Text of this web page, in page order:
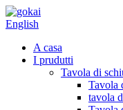
English
A casa
I prudutti
Tavola di
Tavola
tavola